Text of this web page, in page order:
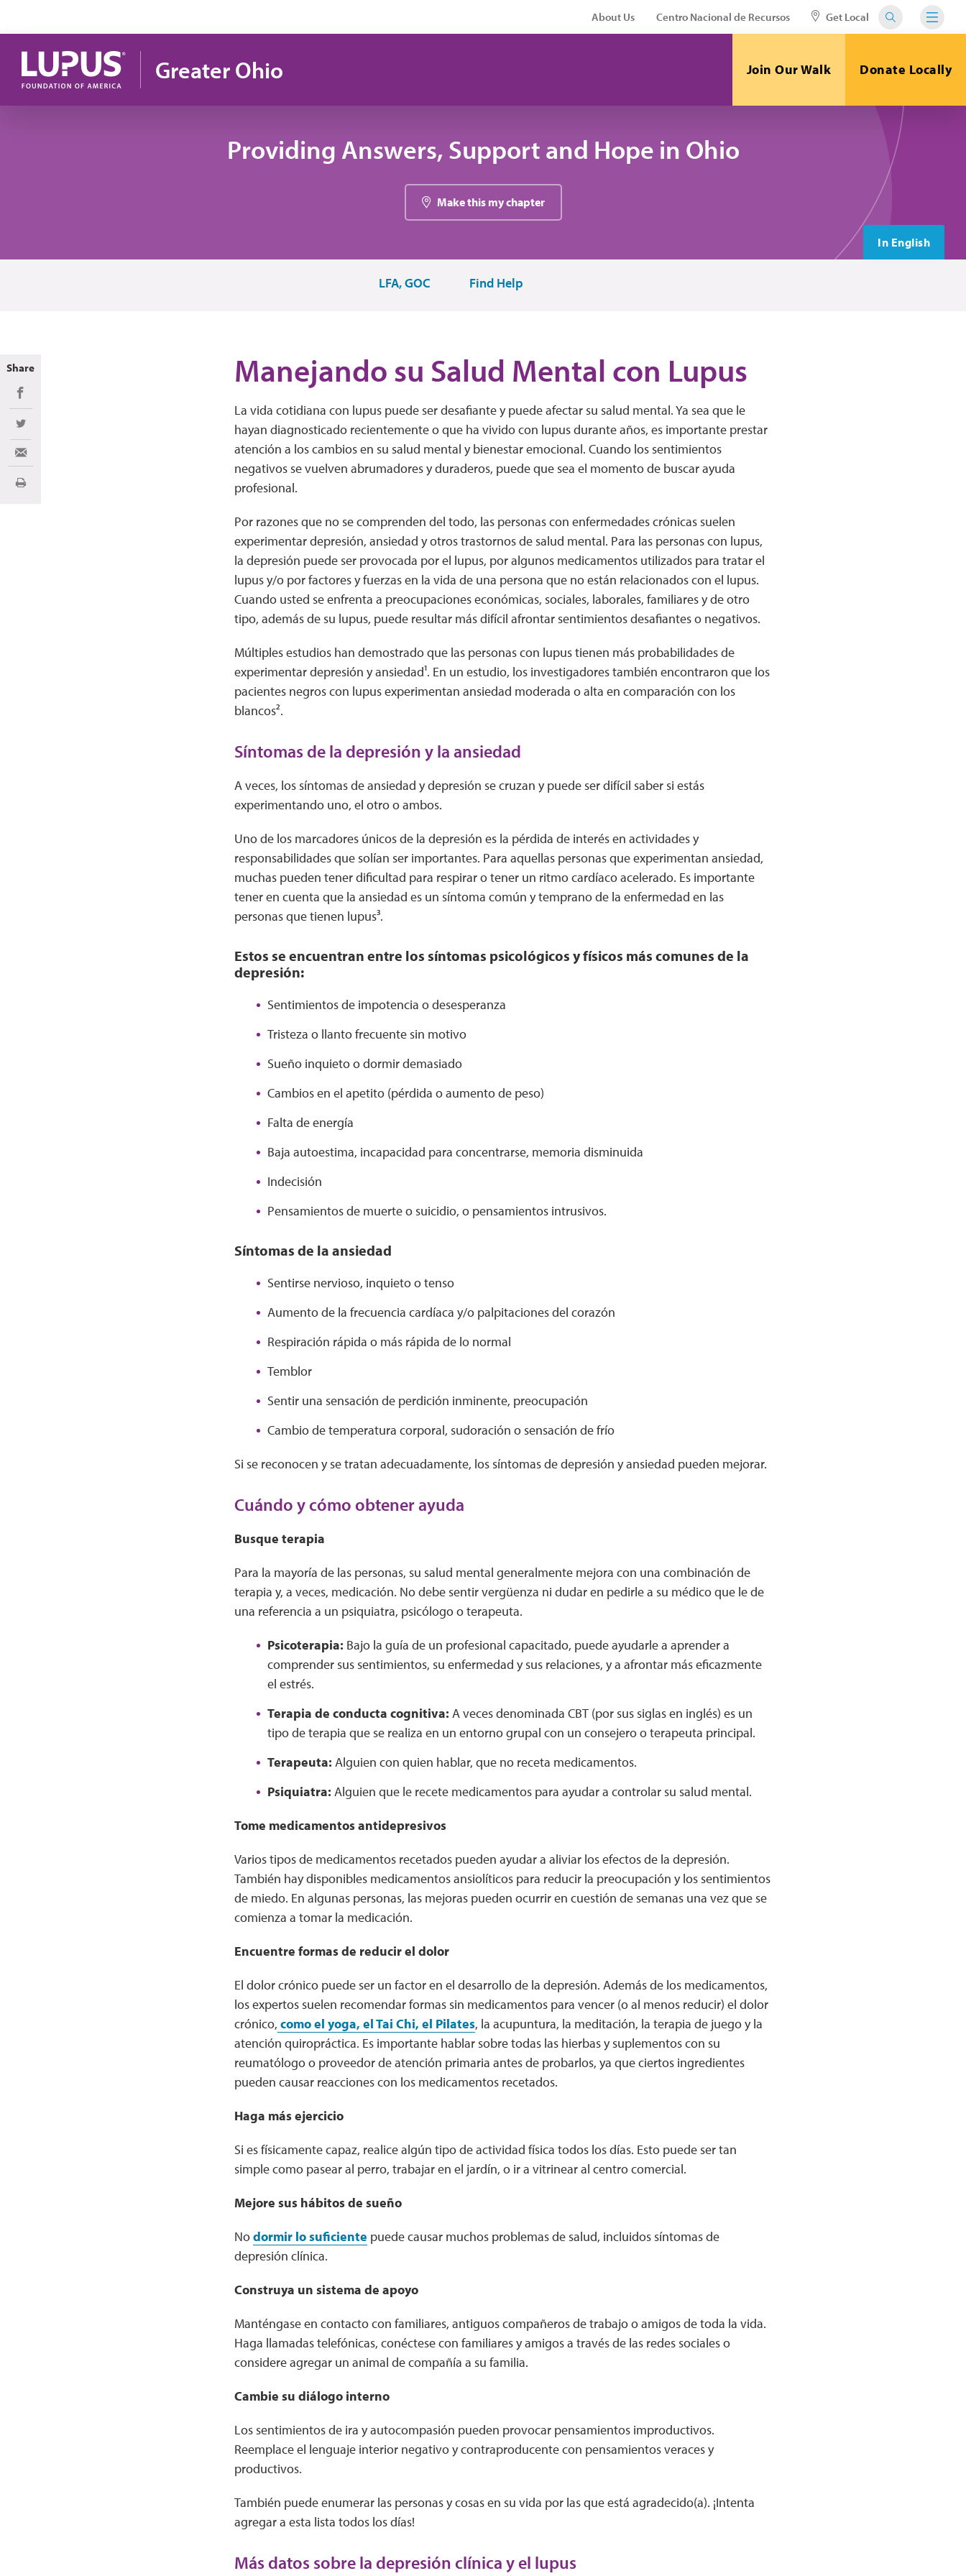
About Us Centro Nacional de Recursos Get Local
Greater Ohio Join Our Walk Donate Locally
Providing Answers, Support and Hope in Ohio
Make this my chapter
In English
LFA, GOC Find Help
Manejando su Salud Mental con Lupus
La vida cotidiana con lupus puede ser desafiante y puede afectar su salud mental. Ya sea que le
hayan diagnosticado recientemente o que ha vivido con lupus durante años, es importante prestar
atención a los cambios en su salud mental y bienestar emocional. Cuando los sentimientos
negativos se vuelven abrumadores y duraderos, puede que sea el momento de buscar ayuda
profesional.
Por razones que no se comprenden del todo, las personas con enfermedades crónicas suelen
experimentar depresión, ansiedad y otros trastornos de salud mental. Para las personas con lupus,
la depresión puede ser provocada por el lupus, por algunos medicamentos utilizados para tratar el
lupus y/o por factores y fuerzas en la vida de una persona que no están relacionados con el lupus.
Cuando usted se enfrenta a preocupaciones económicas, sociales, laborales, familiares y de otro
tipo, además de su lupus, puede resultar más difícil afrontar sentimientos desafiantes o negativos.
Múltiples estudios han demostrado que las personas con lupus tienen más probabilidades de
experimentar depresión y ansiedad¹. En un estudio, los investigadores también encontraron que los
pacientes negros con lupus experimentan ansiedad moderada o alta en comparación con los
blancos².
Síntomas de la depresión y la ansiedad
A veces, los síntomas de ansiedad y depresión se cruzan y puede ser difícil saber si estás
experimentando uno, el otro o ambos.
Uno de los marcadores únicos de la depresión es la pérdida de interés en actividades y
responsabilidades que solían ser importantes. Para aquellas personas que experimentan ansiedad,
muchas pueden tener dificultad para respirar o tener un ritmo cardíaco acelerado. Es importante
tener en cuenta que la ansiedad es un síntoma común y temprano de la enfermedad en las
personas que tienen lupus³.
Estos se encuentran entre los síntomas psicológicos y físicos más comunes de la
depresión:
Sentimientos de impotencia o desesperanza
Tristeza o llanto frecuente sin motivo
Sueño inquieto o dormir demasiado
Cambios en el apetito (pérdida o aumento de peso)
Falta de energía
Baja autoestima, incapacidad para concentrarse, memoria disminuida
Indecisión
Pensamientos de muerte o suicidio, o pensamientos intrusivos.
Síntomas de la ansiedad
Sentirse nervioso, inquieto o tenso
Aumento de la frecuencia cardíaca y/o palpitaciones del corazón
Respiración rápida o más rápida de lo normal
Temblor
Sentir una sensación de perdición inminente, preocupación
Cambio de temperatura corporal, sudoración o sensación de frío
Si se reconocen y se tratan adecuadamente, los síntomas de depresión y ansiedad pueden mejorar.
Cuándo y cómo obtener ayuda
Busque terapia
Para la mayoría de las personas, su salud mental generalmente mejora con una combinación de
terapia y, a veces, medicación. No debe sentir vergüenza ni dudar en pedirle a su médico que le de
una referencia a un psiquiatra, psicólogo o terapeuta.
Psicoterapia: Bajo la guía de un profesional capacitado, puede ayudarle a aprender a
comprender sus sentimientos, su enfermedad y sus relaciones, y a afrontar más eficazmente
el estrés.
Terapia de conducta cognitiva: A veces denominada CBT (por sus siglas en inglés) es un
tipo de terapia que se realiza en un entorno grupal con un consejero o terapeuta principal.
Terapeuta: Alguien con quien hablar, que no receta medicamentos.
Psiquiatra: Alguien que le recete medicamentos para ayudar a controlar su salud mental.
Tome medicamentos antidepresivos
Varios tipos de medicamentos recetados pueden ayudar a aliviar los efectos de la depresión.
También hay disponibles medicamentos ansiolíticos para reducir la preocupación y los sentimientos
de miedo. En algunas personas, las mejoras pueden ocurrir en cuestión de semanas una vez que se
comienza a tomar la medicación.
Encuentre formas de reducir el dolor
El dolor crónico puede ser un factor en el desarrollo de la depresión. Además de los medicamentos,
los expertos suelen recomendar formas sin medicamentos para vencer (o al menos reducir) el dolor
crónico, como el yoga, el Tai Chi, el Pilates, la acupuntura, la meditación, la terapia de juego y la
atención quiropráctica. Es importante hablar sobre todas las hierbas y suplementos con su
reumatólogo o proveedor de atención primaria antes de probarlos, ya que ciertos ingredientes
pueden causar reacciones con los medicamentos recetados.
Haga más ejercicio
Si es físicamente capaz, realice algún tipo de actividad física todos los días. Esto puede ser tan
simple como pasear al perro, trabajar en el jardín, o ir a vitrinear al centro comercial.
Mejore sus hábitos de sueño
Nodormir lo suficiente puede causar muchos problemas de salud, incluidos síntomas de
depresión clínica.
Construya un sistema de apoyo
Manténgase en contacto con familiares, antiguos compañeros de trabajo o amigos de toda la vida.
Haga llamadas telefónicas, conéctese con familiares y amigos a través de las redes sociales o
considere agregar un animal de compañía a su familia.
Cambie su diálogo interno
Los sentimientos de ira y autocompasión pueden provocar pensamientos improductivos.
Reemplace el lenguaje interior negativo y contraproducente con pensamientos veraces y
productivos.
También puede enumerar las personas y cosas en su vida por las que está agradecido(a). ¡Intenta
agregar a esta lista todos los días!
Más datos sobre la depresión clínica y el lupus
Share
Share on Facebook
Share on Twitter
Share via Email
Imprimir